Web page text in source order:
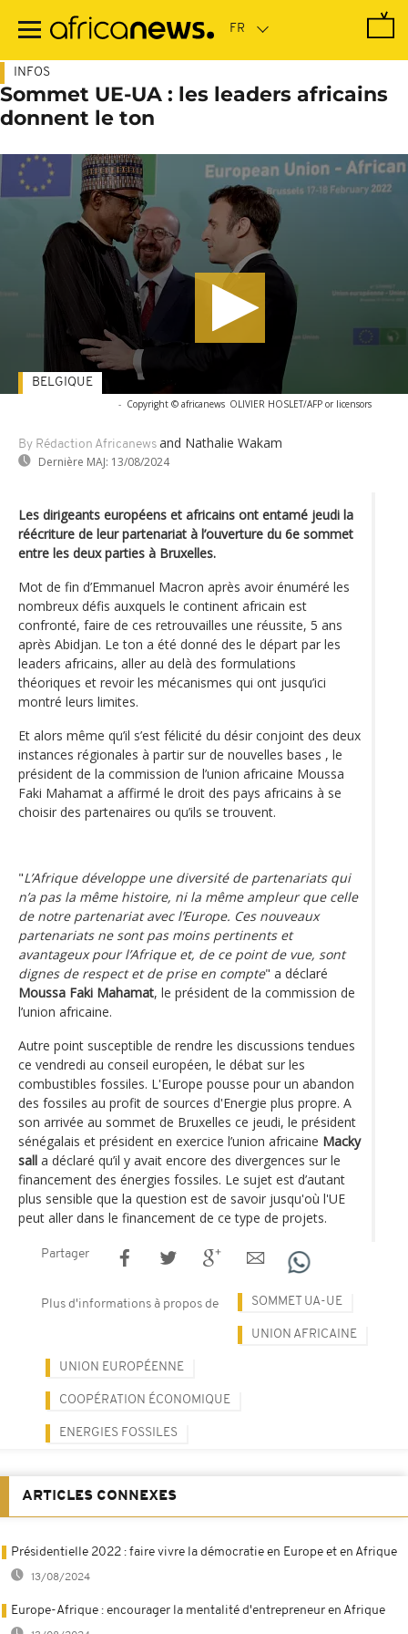
contenu
INFOS
Sommet UE-UA : les leaders africains
donnent le ton
- Copyright © africanews OLIVIER HOSLET/AFP or licensors
By Rédaction Africanews and Nathalie Wakam
Dernière MAJ: 13/08/2024
BELGIQUE
Les dirigeants européens et africains ont entamé jeudi la
réécriture de leur partenariat à l’ouverture du 6e sommet
entre les deux parties à Bruxelles.
Mot de fin d’Emmanuel Macron après avoir énuméré les
nombreux défis auxquels le continent africain est
confronté, faire de ces retrouvailles une réussite, 5 ans
après Abidjan. Le ton a été donné des le départ par les
leaders africains, aller au delà des formulations
théoriques et revoir les mécanismes qui ont jusqu’ici
montré leurs limites.
Et alors même qu’il s’est félicité du désir conjoint des deux
instances régionales à partir sur de nouvelles bases , le
président de la commission de l’union africaine Moussa
Faki Mahamat a affirmé le droit des pays africains à se
choisir des partenaires ou qu’ils se trouvent.
"L’Afrique développe une diversité de partenariats qui
n’a pas la même histoire, ni la même ampleur que celle
de notre partenariat avec l’Europe. Ces nouveaux
partenariats ne sont pas moins pertinents et
avantageux pour l’Afrique et, de ce point de vue, sont
dignes de respect et de prise en compte" a déclaré
Moussa Faki Mahamat, le président de la commission de
l’union africaine.
Autre point susceptible de rendre les discussions tendues
ce vendredi au conseil européen, le débat sur les
combustibles fossiles. L'Europe pousse pour un abandon
des fossiles au profit de sources d'Energie plus propre. A
son arrivée au sommet de Bruxelles ce jeudi, le président
sénégalais et président en exercice l’union africaine Macky
sall a déclaré qu’il y avait encore des divergences sur le
financement des énergies fossiles. Le sujet est d’autant
plus sensible que la question est de savoir jusqu'où l'UE
peut aller dans le financement de ce type de projets.
Partager
Plus d'informations à propos de SOMMET UA-UE
UNION AFRICAINE
UNION EUROPÉENNE
COOPÉRATION ÉCONOMIQUE
ENERGIES FOSSILES
ARTICLES CONNEXES
Présidentielle 2022 : faire vivre la démocratie en Europe et en Afrique
13/08/2024
Europe-Afrique : encourager la mentalité d'entrepreneur en Afrique